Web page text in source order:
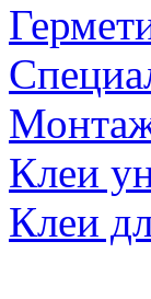
Клеи
Клеи